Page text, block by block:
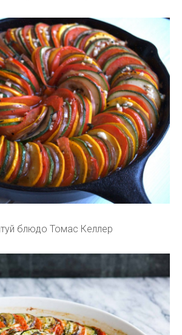
блюдо Томас Келлер